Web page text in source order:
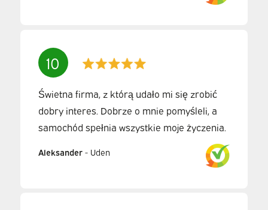
10
Świetna firma, z którą udało mi się zrobić
dobry interes. Dobrze o mnie pomyśleli, a
samochód spełnia wszystkie moje życzenia.
Aleksander- Uden